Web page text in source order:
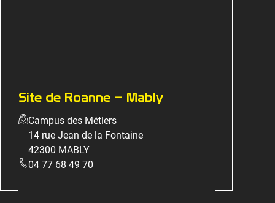
Site de Roanne – Mably
Campus des Métiers
14 rue Jean de la Fontaine
42300 MABLY
04 77 68 49 70